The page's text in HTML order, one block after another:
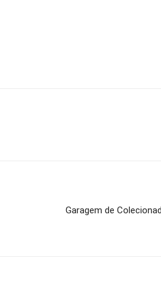
Garagem de